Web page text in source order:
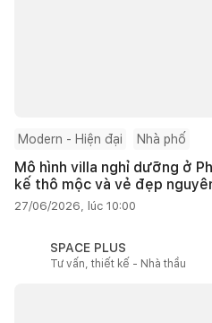
Modern - Hiện đại Nhà phố
Mô hình villa nghỉ dưỡng ở
kế thô mộc và vẻ đẹp
27/06/2026, lúc 10:00
SPACE PLUS
Tư vấn, thiết kế - Nhà thầu